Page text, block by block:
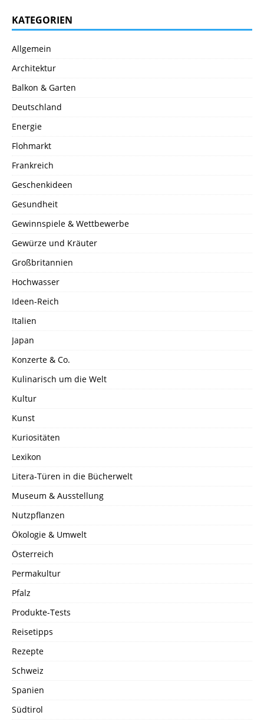
KATEGORIEN
Allgemein
Architektur
Balkon & Garten
Deutschland
Energie
Flohmarkt
Frankreich
Geschenkideen
Gesundheit
Gewinnspiele & Wettbewerbe
Gewürze und Kräuter
Großbritannien
Hochwasser
Ideen-Reich
Italien
Japan
Konzerte & Co.
Kulinarisch um die Welt
Kultur
Kunst
Kuriositäten
Lexikon
Litera-Türen in die Bücherwelt
Museum & Ausstellung
Nutzpflanzen
Ökologie & Umwelt
Österreich
Permakultur
Pfalz
Produkte-Tests
Reisetipps
Rezepte
Schweiz
Spanien
Südtirol